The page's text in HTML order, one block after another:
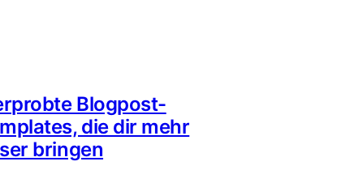
Blogpost-
die dir mehr
bringen